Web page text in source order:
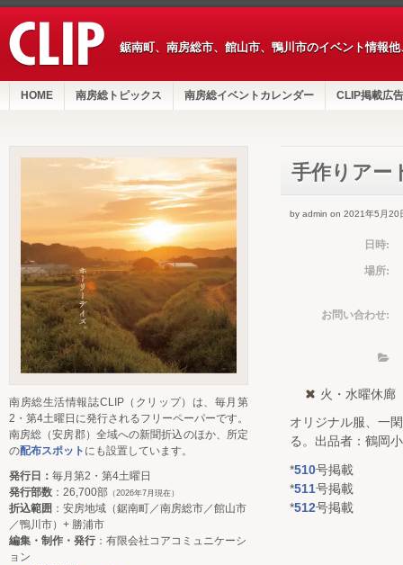
鋸南町、南房総市、館山市、鴨川市のイベント情報
HOME 南房総トピックス 南房総イベントカレンダー CLIP掲載広告
手作りアー
by admin on 2021年5月20
日時:
場所:
お問い合わせ:
火・水曜休廊
オリジナル服、一
る。出品者：鶴岡
*510号掲載
*511号掲載
*512号掲載
南房総生活情報誌CLIP（クリップ）は、毎月第
2・第4土曜日に発行されるフリーペーパーです。
南房総（安房郡）全域への新聞折込のほか、所定
の配布スポット にも設置しています。
発行日： 毎月第2・第4土曜日
発行部数 ：26,700部 （2026年7月現在）
折込範囲 ：安房地域（鋸南町／南房総市／館山市
／鴨川市）+ 勝浦市
編集・制作・発行：有限会社コアコミュニケーシ
ョン